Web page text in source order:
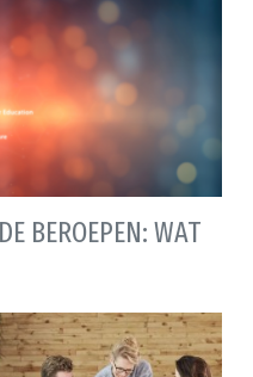
BEROEPEN: WAT